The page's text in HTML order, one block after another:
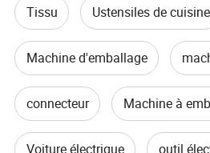
Tissu Ustensiles de cuisine
Machine d'emballage
connecteur Machine à
Voiture électrique outil